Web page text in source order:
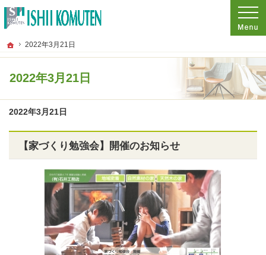
ホーム
2022年3月21日
2022年3月21日
プロの目線からご提案。東京都府中市の注文住宅・新築戸建てを手がける工務店
東京都府中市の新築・注文住宅・新築戸建てを手がける工務店なら石井工務店
2022年3月21日
【家づくり勉強会】開催のお知らせ